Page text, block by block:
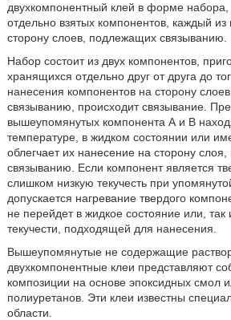
двухкомпонентный клей в форме набора,
отдельно взятых компонентов, каждый из
сторону слоев, подлежащих связыванию.
Набор состоит из двух компонентов,
хранящихся отдельно друг от друга до
нанесения компонентов на сторону
связыванию, происходит связывание.
вышеупомянутых компонента А и В
температуре, в жидком состоянии или
облегчает их нанесение на сторону
связыванию. Если компонент является
слишком низкую текучесть при
допускается нагревание твердого
не перейдет в жидкое состояние или, так
текучести, подходящей для нанесения.
Вышеупомянутые не содержащие
двухкомпонентные клеи представляют
композиции на основе эпоксидных смол
полиуретанов. Эти клеи известны
области.